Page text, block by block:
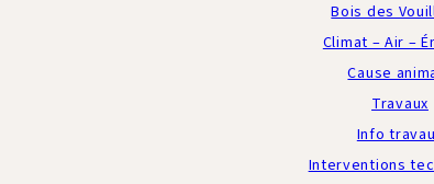
Bois des
Climat – Air –
Cause
Travaux
Info
Interventions